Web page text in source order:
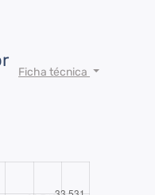
Ficha técnica